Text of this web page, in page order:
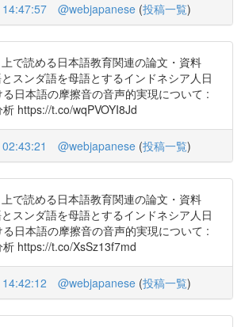
@webjapanese (投稿一覧)
上で読める日本語教育関連の論文・資料
スンダ語を母語とするインドネシア人日
日本語の摩擦音の音声的実現について :
https://t.co/wqPVOYI8Jd
@webjapanese (投稿一覧)
上で読める日本語教育関連の論文・資料
スンダ語を母語とするインドネシア人日
日本語の摩擦音の音声的実現について :
https://t.co/XsSz13f7md
@webjapanese (投稿一覧)